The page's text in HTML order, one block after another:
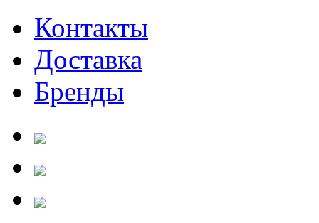
Контакты
Доставка
Бренды